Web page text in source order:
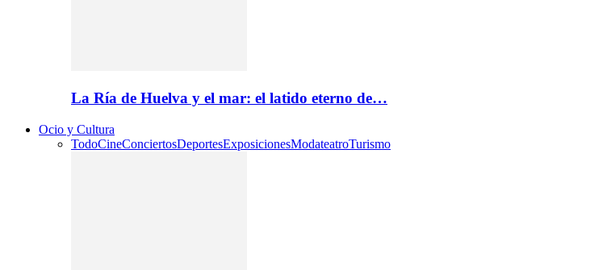
La Ría de Huelva y el mar: el latido eterno de…
Ocio y Cultura
TodoCineConciertosDeportesExposicionesModateatroTurismo